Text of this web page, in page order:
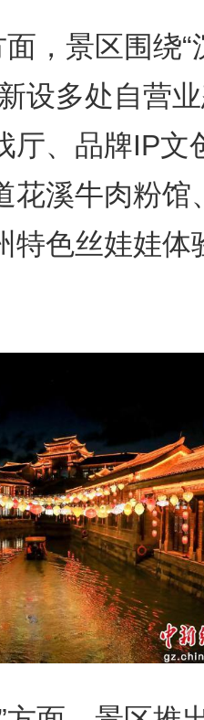
，景区围绕“
设多处自营
厅、品牌IP文
花溪牛肉粉馆
特色丝娃娃体